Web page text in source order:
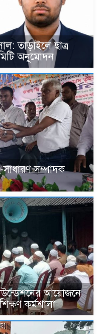
তাড়াইলে ছাত্র
অনুমোদন
সাধারণ সম্পাদক
আয়োজনে
কর্মশালা